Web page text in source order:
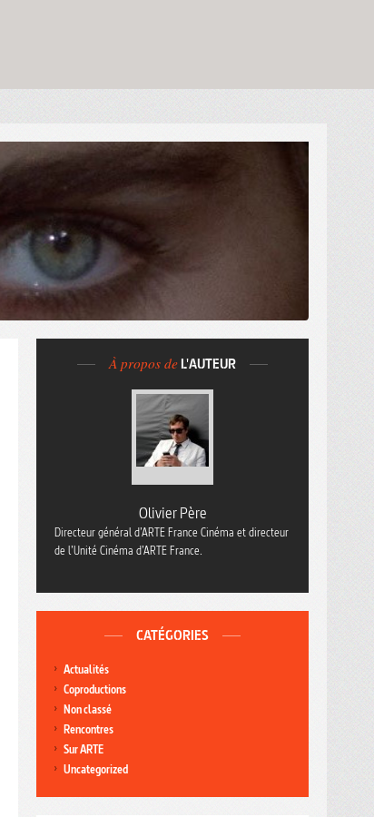
À propos de L'AUTEUR
Olivier Père
Directeur général d’ARTE France Cinéma et directeur
de l’Unité Cinéma d’ARTE France.
CATÉGORIES
Actualités
Coproductions
Non classé
Rencontres
Sur ARTE
Uncategorized